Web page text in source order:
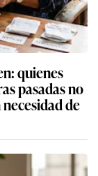
quienes
pasadas no
de